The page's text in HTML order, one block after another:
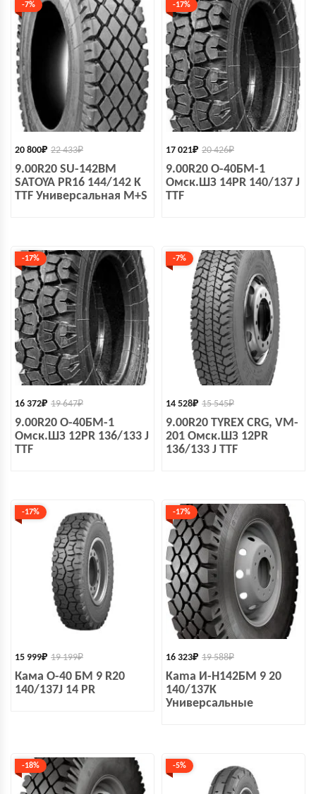
-7%
22 433₽
20 800₽
9.00R20 SU-142BM
SATOYA PR16 144/142 K
TTF Универсальная M+S
-17%
20 426₽
17 021₽
9.00R20 О-40БМ-1
Омск.ШЗ 14PR 140/137 J
TTF
-17%
19 647₽
16 372₽
9.00R20 О-40БМ-1
Омск.ШЗ 12PR 136/133 J
TTF
-7%
15 545₽
14 528₽
9.00R20 TYREX CRG, VM-
201 Омск.ШЗ 12PR
136/133 J TTF
-17%
19 199₽
15 999₽
Кама О-40 БМ 9 R20
140/137J 14 PR
-17%
19 588₽
16 323₽
Kama И-Н142БМ 9 20
140/137K
Универсальные
-18% -5%